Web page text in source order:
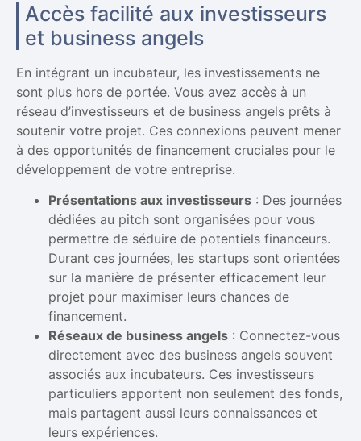
Accès facilité aux investisseurs
et business angels
En intégrant un incubateur, les investissements ne
sont plus hors de portée. Vous avez accès à un
réseau d’investisseurs et de business angels prêts à
soutenir votre projet. Ces connexions peuvent mener
à des opportunités de financement cruciales pour le
développement de votre entreprise.
Présentations aux investisseurs : Des journées
dédiées au pitch sont organisées pour vous
permettre de séduire de potentiels financeurs.
Durant ces journées, les startups sont orientées
sur la manière de présenter efficacement leur
projet pour maximiser leurs chances de
financement.
Réseaux de business angels : Connectez-vous
directement avec des business angels souvent
associés aux incubateurs. Ces investisseurs
particuliers apportent non seulement des fonds,
mais partagent aussi leurs connaissances et
leurs expériences.